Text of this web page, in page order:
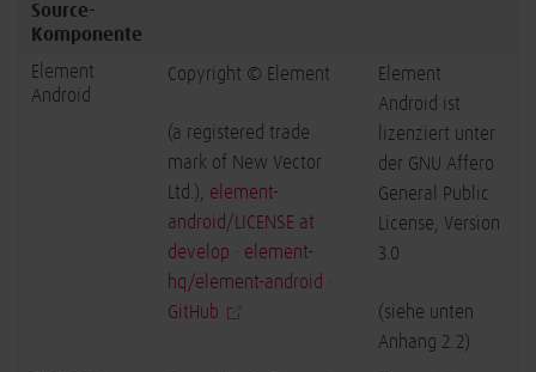
Source-
Komponente
Element
Android
Copyright © Element
(a registered trade
mark of New Vector
Ltd.), element-
android/LICENSE at
develop · element-
hq/element-android ·
GitHub
Element
Android ist
lizenziert unter
der GNU Affero
General Public
License, Version
3.0
(siehe unten
Anhang 2.2)